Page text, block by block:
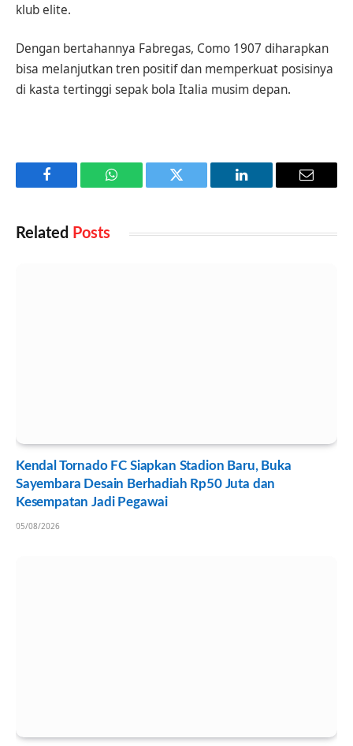
klub elite.
Dengan bertahannya Fabregas, Como 1907 diharapkan
bisa melanjutkan tren positif dan memperkuat posisinya
di kasta tertinggi sepak bola Italia musim depan.
Facebook WhatsApp Twitter LinkedIn Email
Related Posts
Kendal Tornado FC Siapkan Stadion Baru, Buka
Sayembara Desain Berhadiah Rp50 Juta dan
Kesempatan Jadi Pegawai
05/08/2026